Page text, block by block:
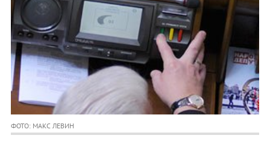
ФОТО: МАКС ЛЕВИН